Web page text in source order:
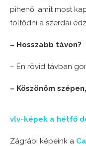
pihenő, amit most
töltődni a szerdai
– Hosszabb távon?
– Én rövid távban
– Köszönöm
vlv-képek a hétfő
Zágrábi képeink a